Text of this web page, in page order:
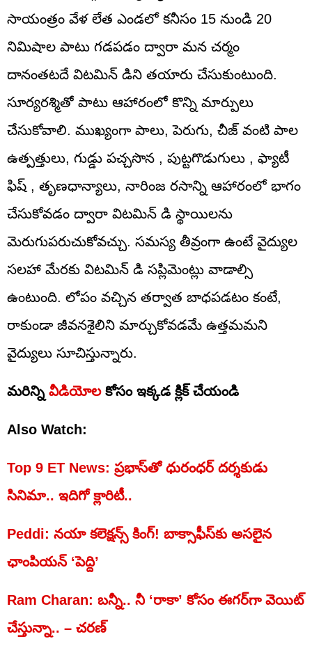
సాయంత్రం వేళ లేత ఎండలో కనీసం 15 నుండి 20
నిమిషాల పాటు గడపడం ద్వారా మన చర్మం
దానంతటదే విటమిన్ డిని తయారు చేసుకుంటుంది.
సూర్యరశ్మితో పాటు ఆహారంలో కొన్ని మార్పులు
చేసుకోవాలి. ముఖ్యంగా పాలు, పెరుగు, చీజ్ వంటి పాల
ఉత్పత్తులు, గుడ్డు పచ్చసొన , పుట్టగొడుగులు , ఫ్యాటీ
ఫిష్ , తృణధాన్యాలు, నారింజ రసాన్ని ఆహారంలో భాగం
చేసుకోవడం ద్వారా విటమిన్ డి స్థాయిలను
మెరుగుపరుచుకోవచ్చు. సమస్య తీవ్రంగా ఉంటే వైద్యుల
సలహా మేరకు విటమిన్ డి సప్లిమెంట్లు వాడాల్సి
ఉంటుంది. లోపం వచ్చిన తర్వాత బాధపడటం కంటే,
రాకుండా జీవనశైలిని మార్చుకోవడమే ఉత్తమమని
వైద్యులు సూచిస్తున్నారు.
మరిన్ని వీడియోలకోసం ఇక్కడ క్లిక్ చేయండి
Also Watch:
Top 9 ET News: ప్రభాస్‌తో ధురంధర్ దర్శకుడు
సినిమా.. ఇదిగో క్లారిటీ..
Peddi: నయా కలెక్షన్స్‌ కింగ్! బాక్సాఫీస్‌కు అసలైన
ఛాంపియన్ ‘పెద్ది’
Ram Charan: బన్నీ.. నీ ‘రాకా’ కోసం ఈగర్‌గా వెయిట్
చేస్తున్నా.. – చరణ్